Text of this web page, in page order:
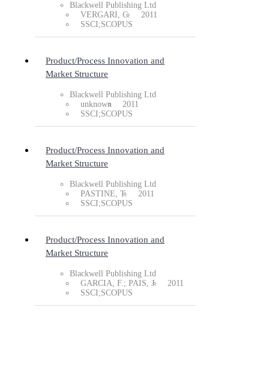
Blackwell Publishing Ltd
VERGARI, C.
2011
SSCI;SCOPUS
Product/Process Innovation and
Market Structure
Blackwell Publishing Ltd
unknown
2011
SSCI;SCOPUS
Product/Process Innovation and
Market Structure
Blackwell Publishing Ltd
PASTINE, T.
2011
SSCI;SCOPUS
Product/Process Innovation and
Market Structure
Blackwell Publishing Ltd
GARCIA, F.; PAIS, J.
2011
SSCI;SCOPUS